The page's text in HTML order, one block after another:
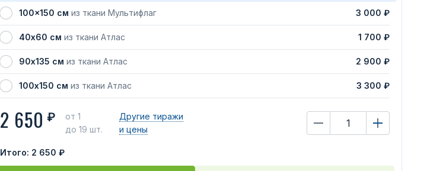
100x150 см из ткани Мультифлаг 3 000 ₽
40х60 см из ткани Атлас 1 700 ₽
90х135 см из ткани Атлас 2 900 ₽
100х150 см из ткани Атлас 3 300 ₽
2 650 ₽
от 1
до 19 шт.
Другие тиражи
и цены
Итого: 2 650 ₽